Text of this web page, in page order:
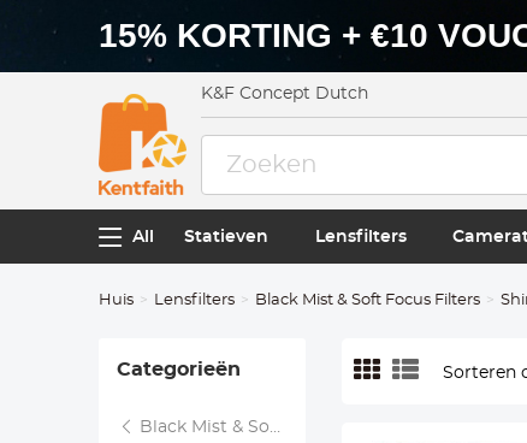
15% KORTING + €10
K&F Concept Dutch
All Statieven Lensfilters
Huis Lensfilters Black Mist & Soft Focus Filters
Categorieën
Black Mist & Soft Focus Filters
Sorteren